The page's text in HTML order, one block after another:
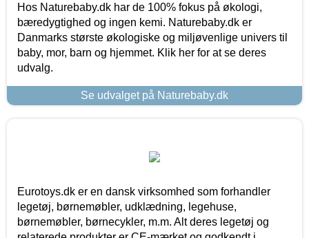
Hos Naturebaby.dk har de 100% fokus på økologi,
bæredygtighed og ingen kemi. Naturebaby.dk er
Danmarks største økologiske og miljøvenlige univers til
baby, mor, barn og hjemmet. Klik her for at se deres
udvalg.
Se udvalget på Naturebaby.dk
Eurotoys.dk er en dansk virksomhed som forhandler
legetøj, børnemøbler, udklædning, legehuse,
børnemøbler, børnecykler, m.m. Alt deres legetøj og